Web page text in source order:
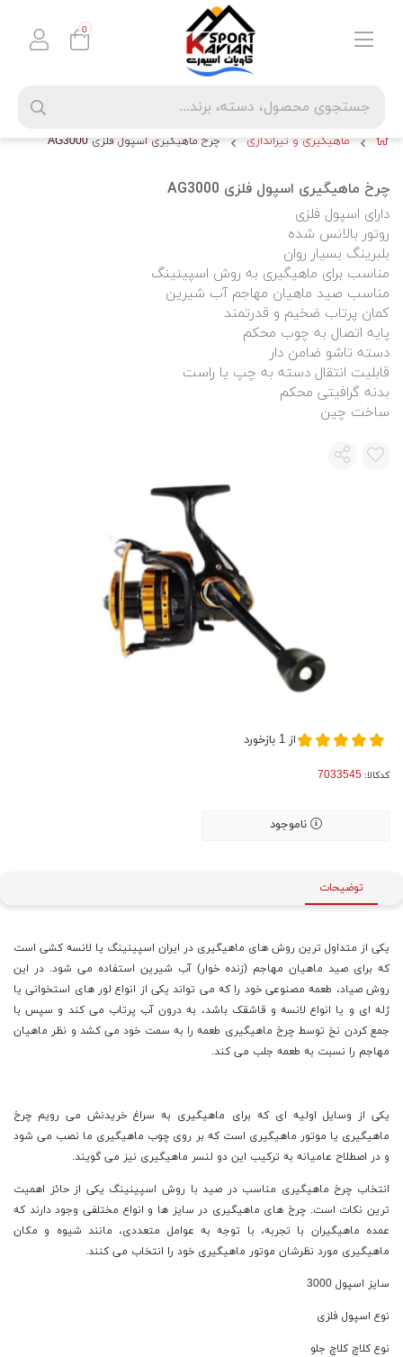
ماهیگیری و تیراندازی چرخ ماهیگیری اسپول فلزی AG3000
چرخ ماهیگیری اسپول فلزی AG3000
دارای اسپول فلزی
روتور بالانس شده
بلبرینگ بسیار روان
مناسب برای ماهیگیری به روش اسپینینگ
مناسب صید ماهیان مهاجم آب شیرین
کمان پرتاب ضخیم و قدرتمند
پایه اتصال به چوب محکم
دسته تاشو ضامن دار
قابلیت انتقال دسته به چپ یا راست
بدنه گرافیتی محکم
ساخت چین
از 1 بازخورد
کدکالا:
ناموجود
توضیحات
یکی از متداول ترین روش های ماهیگیری در ایران اسپینینگ یا لانسه کشی است
که برای صید ماهیان مهاجم (زنده خوار) آب شیرین استفاده می شود. در این
روش صیاد، طعمه مصنوعی خود را که می تواند یکی از انواع لور های استخوانی یا
ژله ای و یا انواع لانسه و قاشقک باشد، به درون آب پرتاب می کند و سپس با
جمع کردن نخ توسط چرخ ماهیگیری طعمه را به سمت خود می کشد و نظر ماهیان
مهاجم را نسبت به طعمه جلب می کند.
یکی از وسایل اولیه ای که برای ماهیگیری به سراغ خریدنش می رویم چرخ
ماهیگیری یا موتور ماهیگیری است که بر روی چوب ماهیگیری ما نصب می شود
و در اصطلاح عامیانه به ترکیب این دو لنسر ماهیگیری نیز می گویند.
انتخاب چرخ ماهیگیری مناسب در صید با روش اسپینینگ یکی از حائز اهمیت
ترین نکات است. چرخ های ماهیگیری در سایز ها و انواع مختلفی وجود دارند که
عمده ماهیگیران با تجربه، با توجه به عوامل متعددی، مانند شیوه و مکان
ماهیگیری مورد نظرشان موتور ماهیگیری خود را انتخاب می کنند.
سایز اسپول 3000
نوع اسپول فلزی
نوع کلاچ کلاچ جلو
0